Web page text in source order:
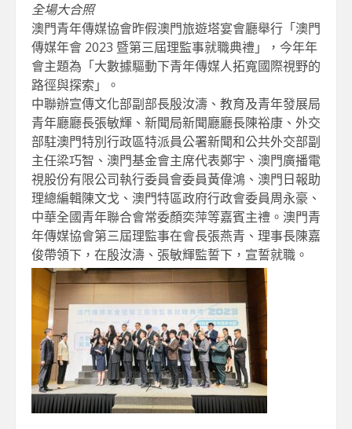
全場大合照
澳門青年傳媒協會昨假澳門旅遊塔宴會廳舉行「澳門
傳媒年會 2023 暨第三屆理監事就職典禮」，今年年
會主題為「大數據驅動下青年傳媒人拓寬國際視野的
路徑與探索」。
中聯辦宣傳文化部副部長殷汝濤、教育及青年發展局
青年廳廳長張敏輝、新聞局新聞廳廳長陳裕康、外交
部駐澳門特別行政區特派員公署新聞和公共外交部副
主任梁巧智、澳門基金會主席代表鄭宇、澳門廣播電
視股份有限公司執行委員會委員黃偉鴻、澳門日報助
理總編輯陳文戈、澳門特區政府行政會委員周永豪、
中華全國青年聯合會常委顏奕萍等嘉賓主禮。澳門青
年傳媒協會第三屆理監事在會長張燕青、理事長陳嘉
俊帶領下，在殷汝濤、張敏輝監誓下，宣誓就職。